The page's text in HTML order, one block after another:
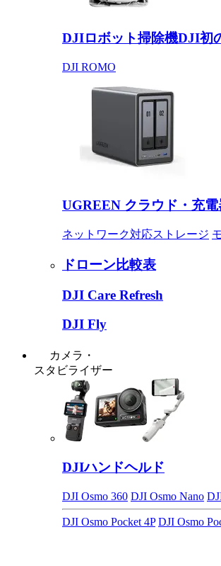
DJIロボット掃除機DJI初
DJI ROMO
UGREEN クラウド・充電
ネットワーク対応ストレージ
ドローン比較表
DJI Care Refresh
DJI Fly
カメラ・
スタビライザー
DJIハンドヘルド
DJI Osmo 360 DJI Osmo Nano
DJI Osmo Pocket 4P DJI Osmo